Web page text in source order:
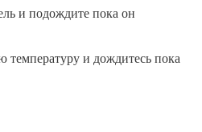
и подождите пока он
температуру и дождитесь пока